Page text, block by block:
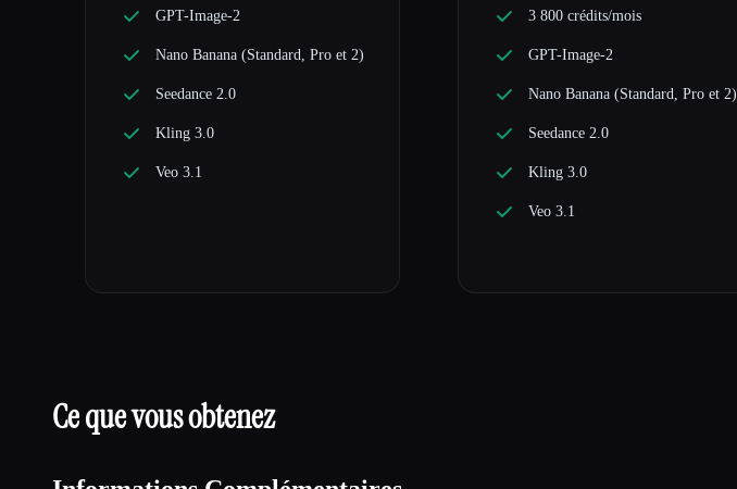
GPT-Image-2
Nano Banana (Standard, Pro et 2)
Seedance 2.0
Kling 3.0
Veo 3.1
3 800 crédits/mois
GPT-Image-2
Nano Banana (Standard, Pro et 2)
Seedance 2.0
Kling 3.0
Veo 3.1
Ce que vous obtenez